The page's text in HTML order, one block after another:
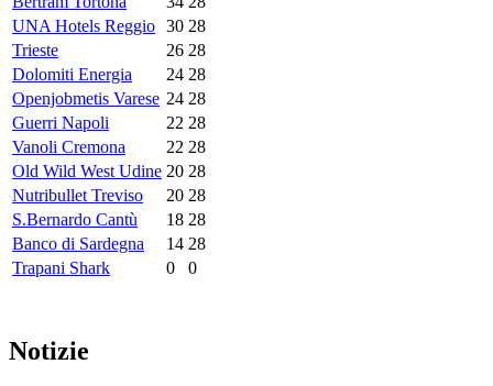
UNA Hotels Reggio 30 28
Trieste
26 28
Dolomiti Energia
24 28
Openjobmetis Varese 24 28
Guerri Napoli
22 28
Vanoli Cremona
22 28
Old Wild West Udine 20 28
Nutribullet Treviso
20 28
S.Bernardo Cantù
18 28
Banco di Sardegna
14 28
Trapani Shark
0 0
Notizie